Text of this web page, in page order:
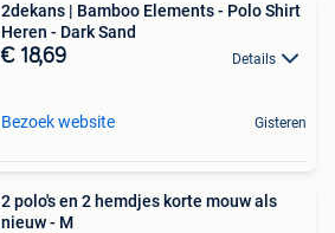
2dekans | Bamboo Elements - Polo Shirt
Heren - Dark Sand
€ 18,69 Details
Bezoek website Gisteren
2 polo's en 2 hemdjes korte mouw als
nieuw - M